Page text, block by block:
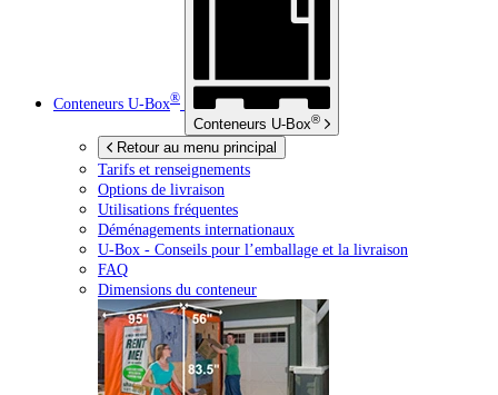
Conteneurs U-Box®
Conteneurs U-Box®
Retour au menu principal
Tarifs et renseignements
Options de livraison
Utilisations fréquentes
Déménagements internationaux
U-Box - Conseils pour l’emballage et la livraison
FAQ
Dimensions du conteneur